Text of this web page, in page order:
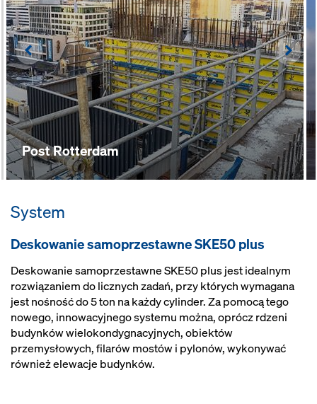
przy dostępie do platform
doborowi jednostek
Post Rotterdam
Left
System
Deskowanie samoprzestawne SKE50 plus
Deskowanie samoprzestawne SKE50 plus jest idealnym
rozwiązaniem do licznych zadań, przy których wymagana
jest nośność do 5 ton na każdy cylinder. Za pomocą tego
nowego, innowacyjnego systemu można, oprócz rdzeni
budynków wielokondygnacyjnych, obiektów
przemysłowych, filarów mostów i pylonów, wykonywać
również elewacje budynków.